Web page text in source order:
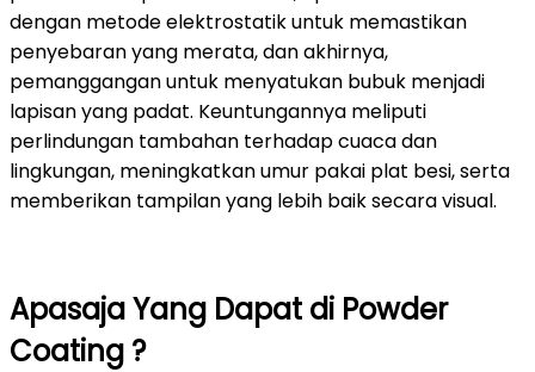
dengan metode elektrostatik untuk memastikan
penyebaran yang merata, dan akhirnya,
pemanggangan untuk menyatukan bubuk menjadi
lapisan yang padat. Keuntungannya meliputi
perlindungan tambahan terhadap cuaca dan
lingkungan, meningkatkan umur pakai plat besi, serta
memberikan tampilan yang lebih baik secara visual.
Apasaja Yang Dapat di Powder
Coating ?